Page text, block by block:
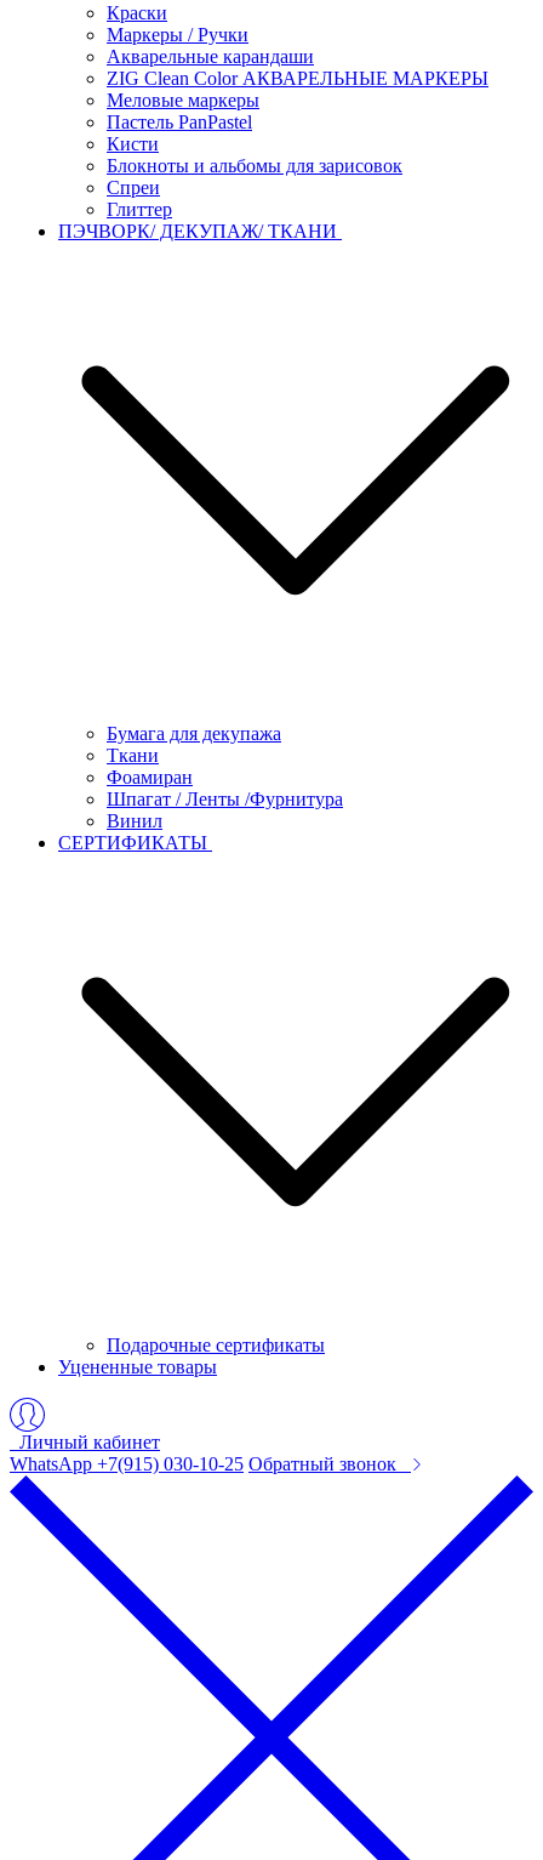
Краски
Маркеры / Ручки
Акварельные карандаши
ZIG Clean Color АКВАРЕЛЬНЫЕ МАРКЕРЫ
Меловые маркеры
Пастель PanPastel
Кисти
Блокноты и альбомы для зарисовок
Спреи
Глиттер
ПЭЧВОРК/ ДЕКУПАЖ/ ТКАНИ
Бумага для декупажа
Ткани
Фоамиран
Шпагат / Ленты /Фурнитура
Винил
СЕРТИФИКАТЫ
Подарочные сертификаты
Уцененные товары
Личный кабинет
WhatsApp +7(915) 030-10-25 Обратный звонок